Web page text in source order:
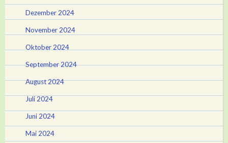
Dezember 2024
November 2024
Oktober 2024
September 2024
August 2024
Juli 2024
Juni 2024
Mai 2024